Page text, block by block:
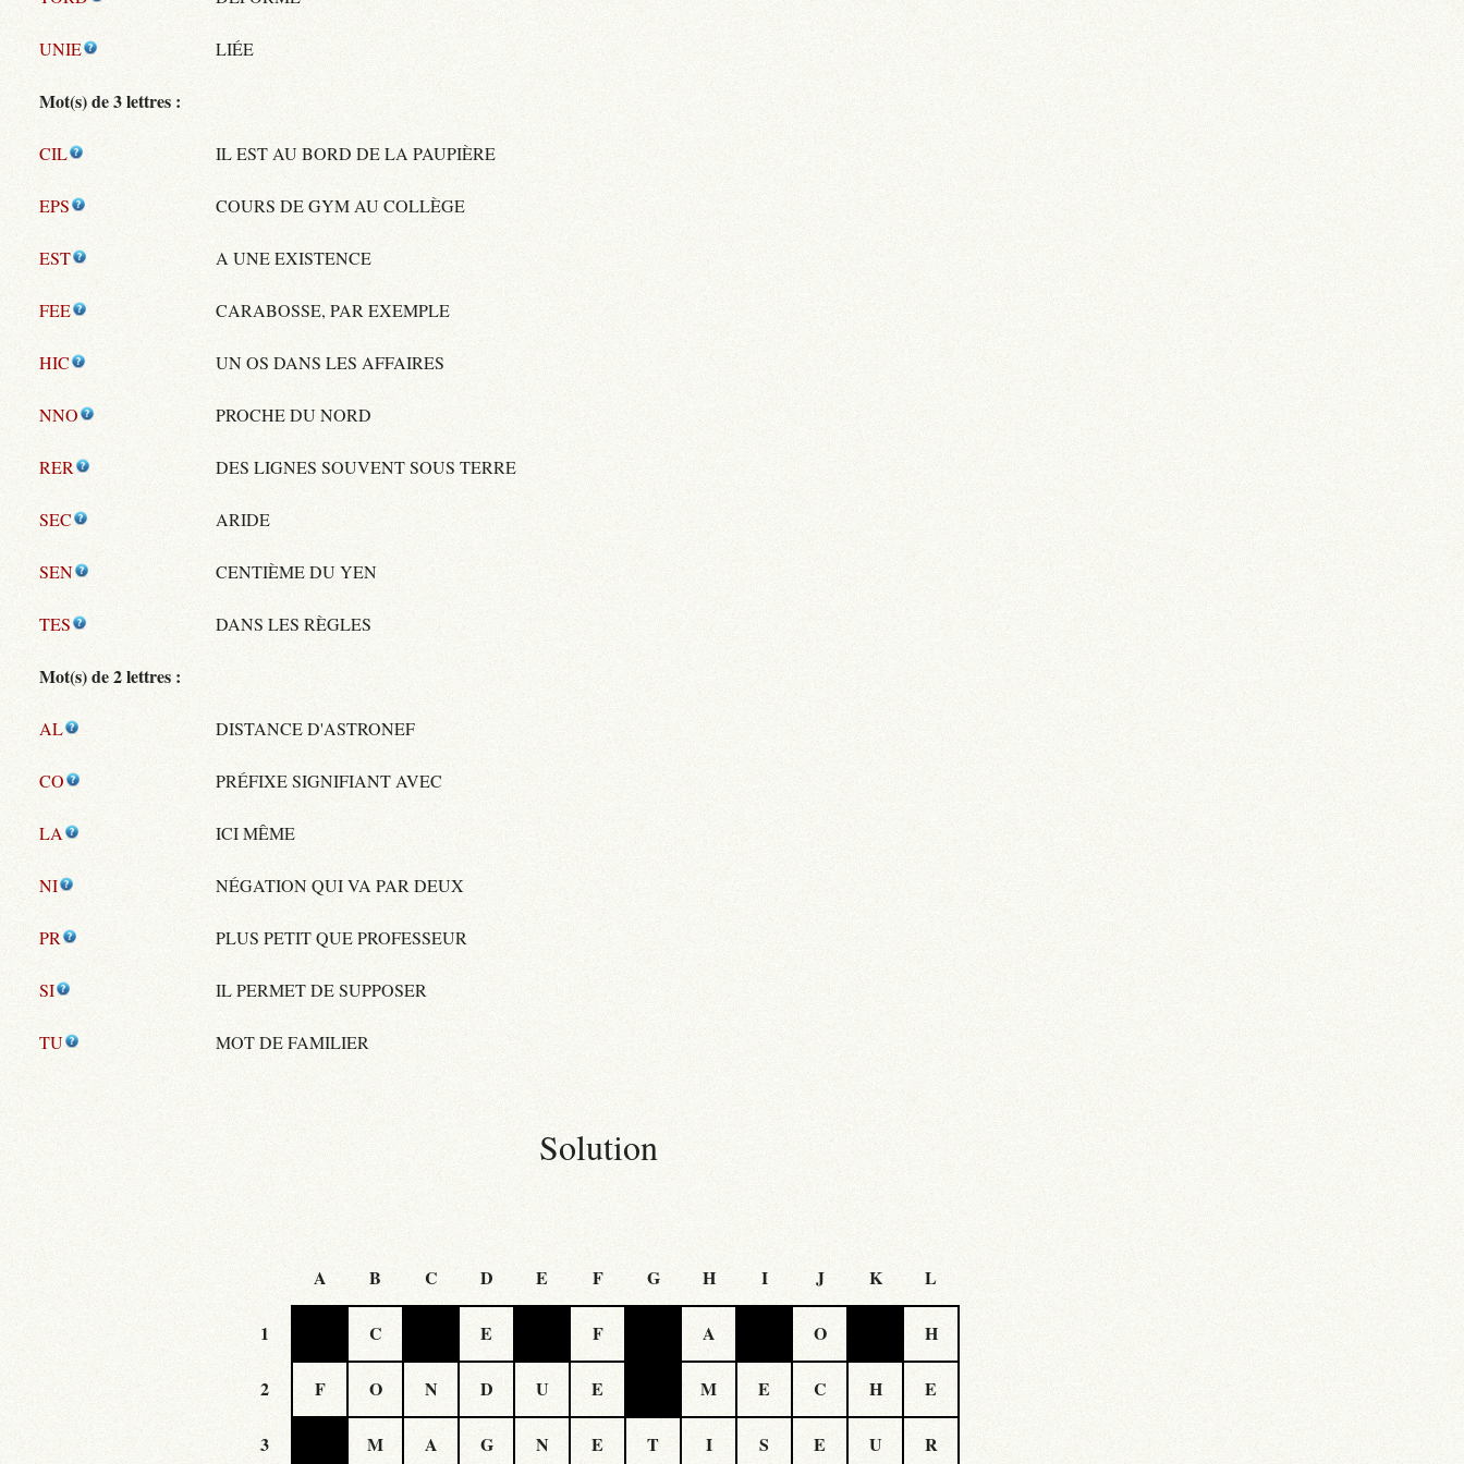
UNIE LIÉE
Mot(s) de 3 lettres :
CIL IL EST AU BORD DE LA PAUPIÈRE
EPS COURS DE GYM AU COLLÈGE
EST A UNE EXISTENCE
FEE CARABOSSE, PAR EXEMPLE
HIC UN OS DANS LES AFFAIRES
NNO PROCHE DU NORD
RER DES LIGNES SOUVENT SOUS TERRE
SEC ARIDE
SEN CENTIÈME DU YEN
TES DANS LES RÈGLES
Mot(s) de 2 lettres :
AL DISTANCE D'ASTRONEF
CO PRÉFIXE SIGNIFIANT AVEC
LA ICI MÊME
NI NÉGATION QUI VA PAR DEUX
PR PLUS PETIT QUE PROFESSEUR
SI IL PERMET DE SUPPOSER
TU MOT DE FAMILIER
Solution
A B C D E F G H I J K L
1 C E F A O H
2 F O N D U E M E C H E
3 M A G N E T I S E U R